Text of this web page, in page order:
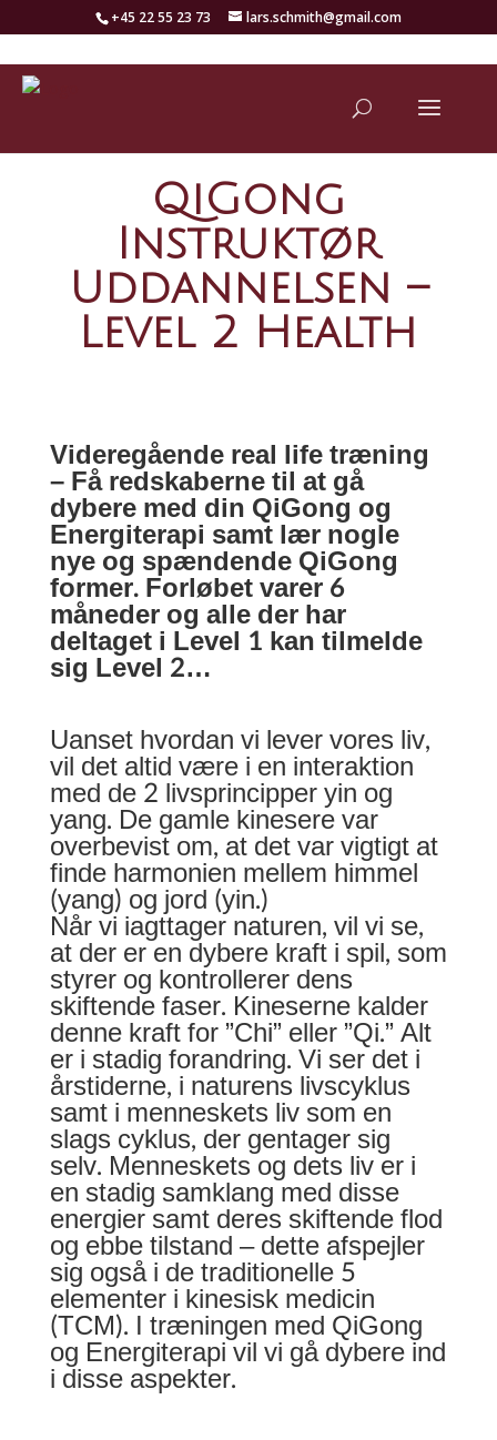
+45 22 55 23 73 lars.schmith@gmail.com
QiGong
Instruktør
Uddannelsen –
Level 2 Health
Videregående real life træning
– Få redskaberne til at gå
dybere med din QiGong og
Energiterapi samt lær nogle
nye og spændende QiGong
former. Forløbet varer 6
måneder og alle der har
deltaget i Level 1 kan tilmelde
sig Level 2…
Uanset hvordan vi lever vores liv,
vil det altid være i en interaktion
med de 2 livsprincipper yin og
yang. De gamle kinesere var
overbevist om, at det var vigtigt at
finde harmonien mellem himmel
(yang) og jord (yin.)
Når vi iagttager naturen, vil vi se,
at der er en dybere kraft i spil, som
styrer og kontrollerer dens
skiftende faser. Kineserne kalder
denne kraft for ”Chi” eller ”Qi.” Alt
er i stadig forandring. Vi ser det i
årstiderne, i naturens livscyklus
samt i menneskets liv som en
slags cyklus, der gentager sig
selv. Menneskets og dets liv er i
en stadig samklang med disse
energier samt deres skiftende flod
og ebbe tilstand – dette afspejler
sig også i de traditionelle 5
elementer i kinesisk medicin
(TCM). I træningen med QiGong
og Energiterapi vil vi gå dybere ind
i disse aspekter.